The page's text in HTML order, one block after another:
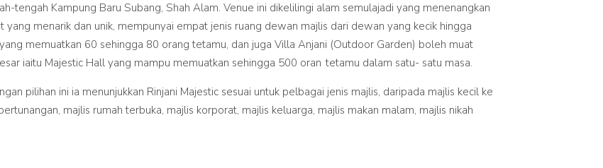
tengah Kampung Baru Subang, Shah Alam. Venue ini dikelilingi alam semulajadi yang menenangkan
menarik dan unik, mempunyai empat jenis ruang dewan majlis dari dewan yang kecik hingga
memuatkan 60 sehingga 80 orang tetamu, dan juga Villa Anjani (Outdoor Garden) boleh muat
iaitu Majestic Hall yang mampu memuatkan sehingga 500 oran tetamu dalam satu- satu masa.
pilihan ini ia menunjukkan Rinjani Majestic sesuai untuk pelbagai jenis majlis, daripada majlis kecil ke
majlis rumah terbuka, majlis korporat, majlis keluarga, majlis makan malam, majlis nikah